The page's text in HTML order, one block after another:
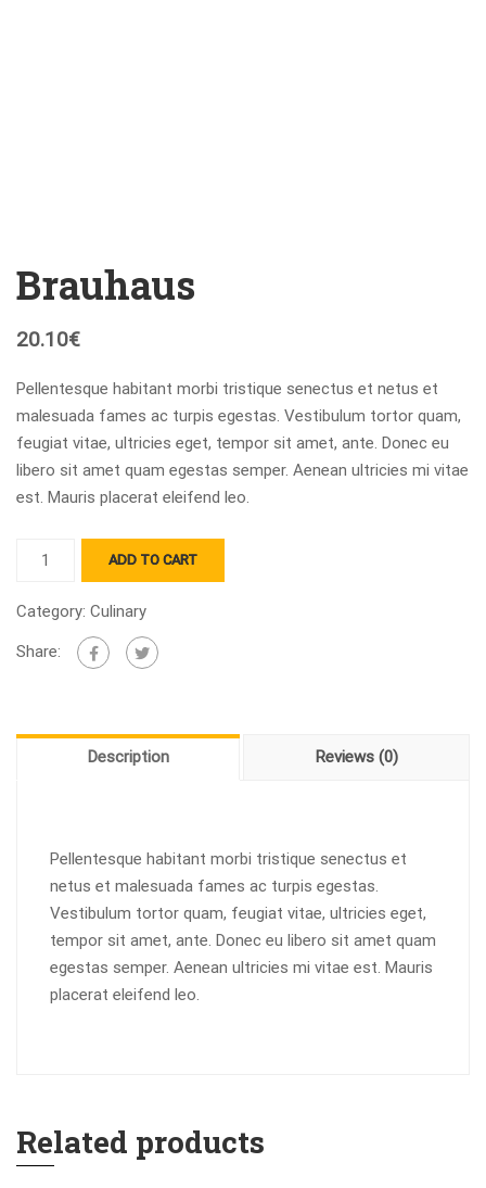
Brauhaus
20.10€
Pellentesque habitant morbi tristique senectus et netus et
malesuada fames ac turpis egestas. Vestibulum tortor quam,
feugiat vitae, ultricies eget, tempor sit amet, ante. Donec eu
libero sit amet quam egestas semper. Aenean ultricies mi vitae
est. Mauris placerat eleifend leo.
Brauhaus
ADD TO CART
Category: Culinary
Share:
Description Reviews (0)
Pellentesque habitant morbi tristique senectus et
netus et malesuada fames ac turpis egestas.
Vestibulum tortor quam, feugiat vitae, ultricies eget,
tempor sit amet, ante. Donec eu libero sit amet quam
egestas semper. Aenean ultricies mi vitae est. Mauris
placerat eleifend leo.
Related products